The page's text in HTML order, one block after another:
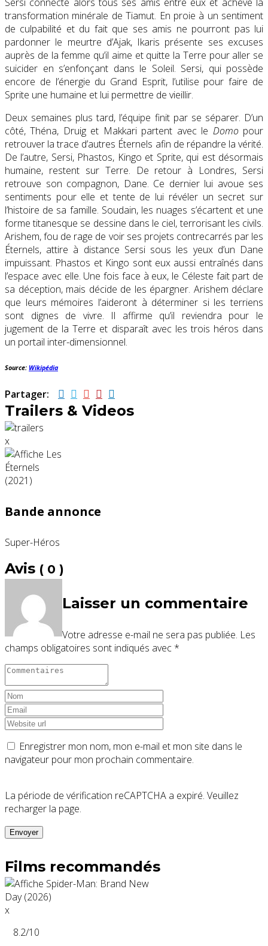
transformation minérale de Tiamut. En proie à un sentiment
de culpabilité et du fait que ses amis ne pourront pas lui
pardonner le meurtre d’Ajak, Ikaris présente ses excuses
auprès de la femme qu’il aime et quitte la Terre pour aller se
suicider en s’enfonçant dans le Soleil. Sersi, qui possède
encore de l’énergie du Grand Esprit, l’utilise pour faire de
Sprite une humaine et lui permettre de vieillir.
Deux semaines plus tard, l’équipe finit par se séparer. D’un
côté, Théna, Druig et Makkari partent avec le Domopour
retrouver la trace d’autres Éternels afin de répandre la vérité.
De l’autre, Sersi, Phastos, Kingo et Sprite, qui est désormais
humaine, restent sur Terre. De retour à Londres, Sersi
retrouve son compagnon, Dane. Ce dernier lui avoue ses
sentiments pour elle et tente de lui révéler un secret sur
l’histoire de sa famille. Soudain, les nuages s’écartent et une
forme titanesque se dessine dans le ciel, terrorisant les civils.
Arishem, fou de rage de voir ses projets contrecarrés par les
Éternels, attire à distance Sersi sous les yeux d’un Dane
impuissant. Phastos et Kingo sont eux aussi entraînés dans
l’espace avec elle. Une fois face à eux, le Céleste fait part de
sa déception, mais décide de les épargner. Arishem déclare
que leurs mémoires l’aideront à déterminer si les terriens
sont dignes de vivre. Il affirme qu’il reviendra pour le
jugement de la Terre et disparaît avec les trois héros dans
un portail inter-dimensionnel.
Source: Wikipédia
Partager:
Trailers & Videos
x
Bande annonce
Super-Héros
Avis ( 0 )
Laisser un commentaire
Votre adresse e-mail ne sera pas publiée. Les
champs obligatoires sont indiqués avec *
Enregistrer mon nom, mon e-mail et mon site dans le
navigateur pour mon prochain commentaire.
La période de vérification reCAPTCHA a expiré. Veuillez
recharger la page.
Films recommandés
x
8.2/10